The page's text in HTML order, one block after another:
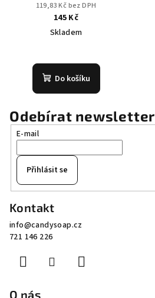
119,83 Kč bez DPH
145 Kč
Skladem
hodnocení
produktu
z
5
Do košíku
Odebírat newsletter
E-mail
Přihlásit se
Kontakt
info@candysoap.cz
721 146 226
O nás